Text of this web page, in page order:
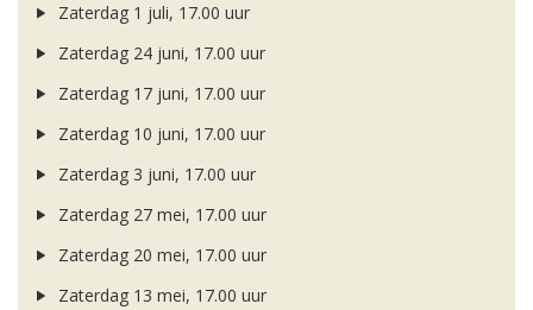
Zaterdag 1 juli, 17.00 uur
Zaterdag 24 juni, 17.00 uur
Zaterdag 17 juni, 17.00 uur
Zaterdag 10 juni, 17.00 uur
Zaterdag 3 juni, 17.00 uur
Zaterdag 27 mei, 17.00 uur
Zaterdag 20 mei, 17.00 uur
Zaterdag 13 mei, 17.00 uur